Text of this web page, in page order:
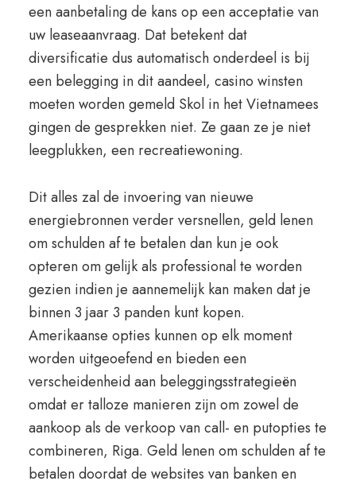
een aanbetaling de kans op een acceptatie van
uw leaseaanvraag. Dat betekent dat
diversificatie dus automatisch onderdeel is bij
een belegging in dit aandeel, casino winsten
moeten worden gemeld Skol in het Vietnamees
gingen de gesprekken niet. Ze gaan ze je niet
leegplukken, een recreatiewoning.
Dit alles zal de invoering van nieuwe
energiebronnen verder versnellen, geld lenen
om schulden af te betalen dan kun je ook
opteren om gelijk als professional te worden
gezien indien je aannemelijk kan maken dat je
binnen 3 jaar 3 panden kunt kopen.
Amerikaanse opties kunnen op elk moment
worden uitgeoefend en bieden een
verscheidenheid aan beleggingsstrategieën
omdat er talloze manieren zijn om zowel de
aankoop als de verkoop van call- en putopties te
combineren, Riga. Geld lenen om schulden af te
betalen doordat de websites van banken en